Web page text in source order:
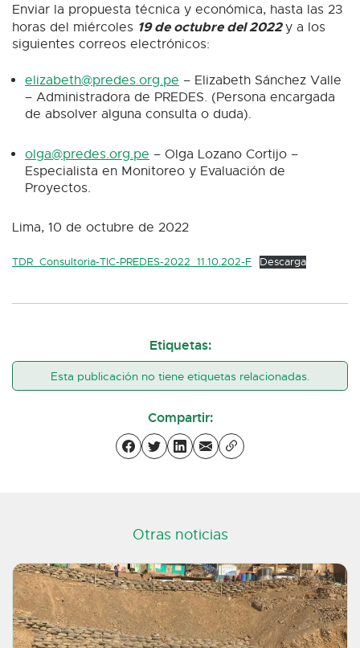
Enviar la propuesta técnica y económica, hasta las 23
horas del miércoles 19 de octubre del 2022y a los
siguientes correos electrónicos:
elizabeth@predes.org.pe – Elizabeth Sánchez Valle
– Administradora de PREDES. (Persona encargada
de absolver alguna consulta o duda).
olga@predes.org.pe – Olga Lozano Cortijo –
Especialista en Monitoreo y Evaluación de
Proyectos.
Lima, 10 de octubre de 2022
TDR_Consultoria-TIC-PREDES-2022_11.10.202-F Descarga
Etiquetas:
Esta publicación no tiene etiquetas relacionadas.
Compartir:
Otras noticias